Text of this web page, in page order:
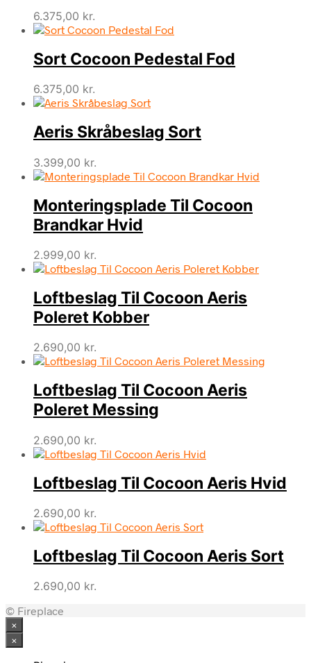
6.375,00 kr.
Sort Cocoon Pedestal Fod
6.375,00 kr.
Aeris Skråbeslag Sort
3.399,00 kr.
Monteringsplade Til Cocoon
Brandkar Hvid
2.999,00 kr.
Loftbeslag Til Cocoon Aeris
Poleret Kobber
2.690,00 kr.
Loftbeslag Til Cocoon Aeris
Poleret Messing
2.690,00 kr.
Loftbeslag Til Cocoon Aeris Hvid
2.690,00 kr.
Loftbeslag Til Cocoon Aeris Sort
2.690,00 kr.
© Fireplace
×
×